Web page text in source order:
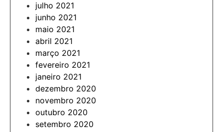
julho 2021
junho 2021
maio 2021
abril 2021
março 2021
fevereiro 2021
janeiro 2021
dezembro 2020
novembro 2020
outubro 2020
setembro 2020